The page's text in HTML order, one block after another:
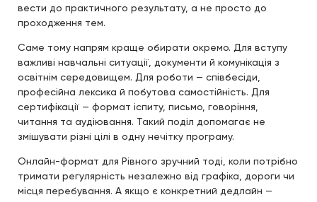
вести до практичного результату, а не просто до
проходження тем.
Саме тому напрям краще обирати окремо. Для вступу
важливі навчальні ситуації, документи й комунікація з
освітнім середовищем. Для роботи — співбесіди,
професійна лексика й побутова самостійність. Для
сертифікації — формат іспиту, письмо, говоріння,
читання та аудіювання. Такий поділ допомагає не
змішувати різні цілі в одну нечітку програму.
Онлайн-формат для Рівного зручний тоді, коли потрібно
тримати регулярність незалежно від графіка, дороги чи
місця перебування. А якщо є конкретний дедлайн —